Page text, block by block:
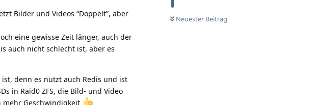
Neuester Beitrag
Bilder und Videos “Doppelt”, aber
eine gewisse Zeit länger, auch der
auch nicht schlecht ist, aber es
denn es nutzt auch Redis und ist
in Raid0 ZFS, die Bild- und Video
mehr Geschwindigkeit